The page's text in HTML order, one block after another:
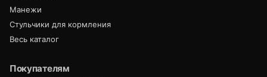
Манежи
Стульчики для кормления
Весь каталог
Покупателям